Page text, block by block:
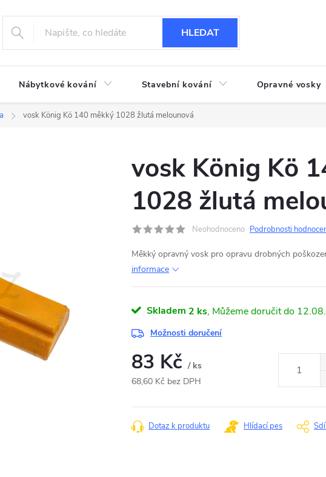
HLEDAT
Nábytkové kování Stavební kování Opravné vosky
vosk König Kö 140 měkký 1028 žlutá melounová
vosk König Kö
1028 žlutá
Neohodnoceno Podrobnosti
Měkký opravný vosk pro opravu drobných
informace
Skladem 2 ks
Možnosti doručení
83 Kč / ks
68,60 Kč bez DPH
cena:
Dotaz k produktu Hlídací pes